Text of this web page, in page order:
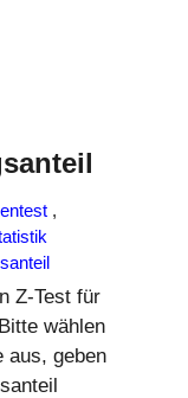
,
Z-Test für
wählen
aus, geben